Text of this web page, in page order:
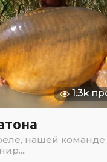
2
2
6
1.3k
нашей команде